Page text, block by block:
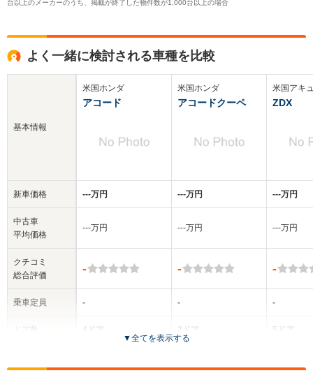
台以上のメーカーのうち、掲載が終了した物件数が1,000台以上の場合
よく一緒に検討される車種を比較
基本情報
新車価格
中古車
平均価格
クチコミ
総合評価
乗車定員
米国ホンダ
アコード
‐‐‐万円
‐‐‐万円
-
-
4ドア
全高
米国ホンダ
アコードクーペ
‐‐‐万円
‐‐‐万円
-
-
2ドア
全高
米国アキ
ZDX
‐‐‐万円
‐‐‐万円
-
-
5ドア
▼全てを表示する